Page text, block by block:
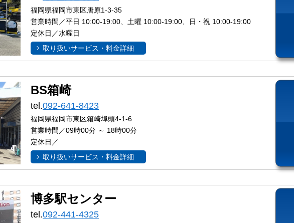
福岡県福岡市東区唐原1-3-35
営業時間／平日 10:00-19:00、土曜 10:00-19:00、日・祝 10:00-19:00
定休日／水曜日
取り扱いサービス・料金詳細
BS箱崎
tel.092-641-8423
福岡県福岡市東区箱崎埠頭4-1-6
営業時間／09時00分 ～ 18時00分
定休日／
取り扱いサービス・料金詳細
博多駅センター
tel.092-441-4325